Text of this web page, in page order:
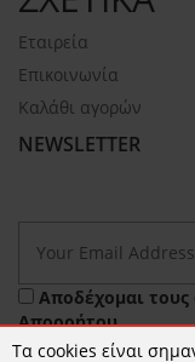
Εταιρεία
Επικοινωνία
Καλάθι αγορών
NEWSLETTER
Αποδέχομαι τους
Απορρήτου
Τα cookies είναι